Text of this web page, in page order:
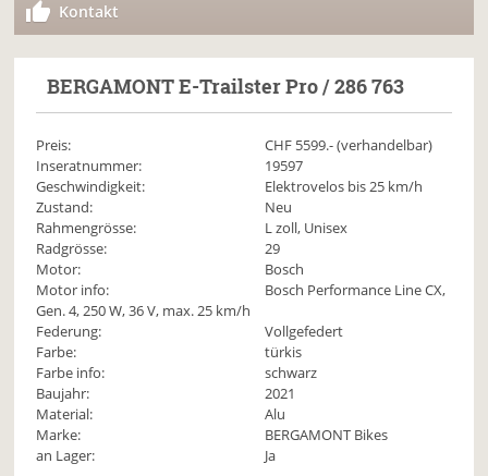
Kontakt
BERGAMONTE-Trailster Pro / 286 763
Preis: CHF 5599.- (verhandelbar)
Inseratnummer:
19597
Geschwindigkeit:
Elektrovelos bis 25 km/h
Zustand:
Neu
Rahmengrösse:
L zoll, Unisex
Radgrösse:
29
Motor:
Bosch
Motor info:
Bosch Performance Line CX,
Gen. 4, 250 W, 36 V, max. 25 km/h
Federung:
Vollgefedert
Farbe:
türkis
Farbe info:
schwarz
Baujahr:
2021
Material:
Alu
Marke:
BERGAMONT Bikes
an Lager:
Ja